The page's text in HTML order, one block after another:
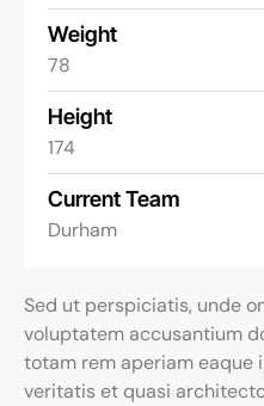
Weight
78
Height
174
Current Team
Durham
Sed ut perspiciatis, unde
voluptatem accusantium
totam rem aperiam eaque
veritatis et quasi